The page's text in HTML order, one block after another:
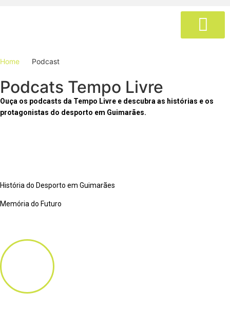
Home Podcast
Podcats Tempo Livre
Ouça os podcasts da Tempo Livre e descubra as histórias e os
protagonistas do desporto em Guimarães.
História do Desporto em Guimarães
Memória do Futuro